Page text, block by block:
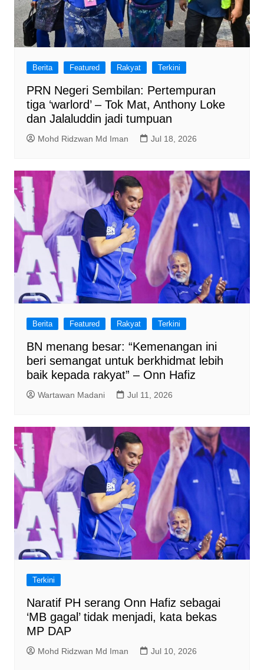
Berita Featured Rakyat Terkini
PRN Negeri Sembilan: Pertempuran
tiga ‘warlord’ – Tok Mat, Anthony Loke
dan Jalaluddin jadi tumpuan
Mohd Ridzwan Md Iman Jul 18, 2026
Berita Featured Rakyat Terkini
BN menang besar: “Kemenangan ini
beri semangat untuk berkhidmat lebih
baik kepada rakyat” – Onn Hafiz
Wartawan Madani Jul 11, 2026
Terkini
Naratif PH serang Onn Hafiz sebagai
‘MB gagal’ tidak menjadi, kata bekas
MP DAP
Mohd Ridzwan Md Iman Jul 10, 2026